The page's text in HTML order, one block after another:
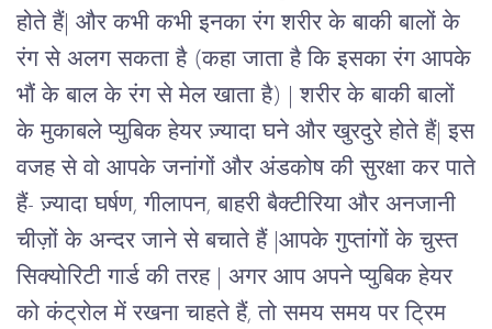
होते हैं| और कभी कभी इनका रंग शरीर के बाकी बालों के
रंग से अलग सकता है (कहा जाता है कि इसका रंग आपके
भौं के बाल के रंग से मेल खाता है) | शरीर के बाकी बालों
के मुकाबले प्युबिक हेयर ज़्यादा घने और खुरदुरे होते हैं| इस
वजह से वो आपके जनांगों और अंडकोष की सुरक्षा कर पाते
हैं- ज़्यादा घर्षण, गीलापन, बाहरी बैक्टीरिया और अनजानी
चीज़ों के अन्दर जाने से बचाते हैं |आपके गुप्तांगों के चुस्त
सिक्योरिटी गार्ड की तरह |
अगर आप अपने प्युबिक हेयर
को कंट्रोल में रखना चाहते हैं, तो समय समय पर ट्रिम